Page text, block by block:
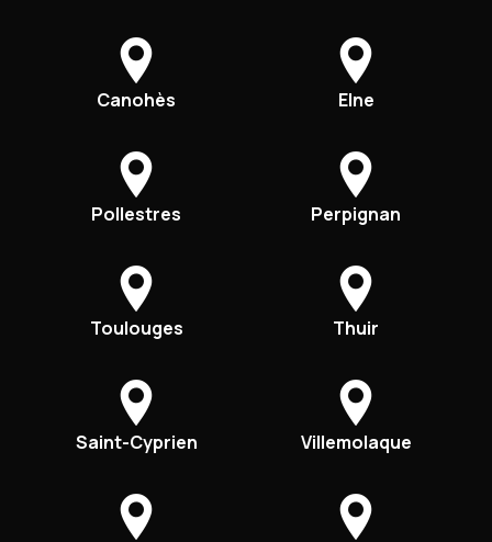
Canohès Elne
Pollestres Perpignan
Toulouges Thuir
Saint-Cyprien Villemolaque